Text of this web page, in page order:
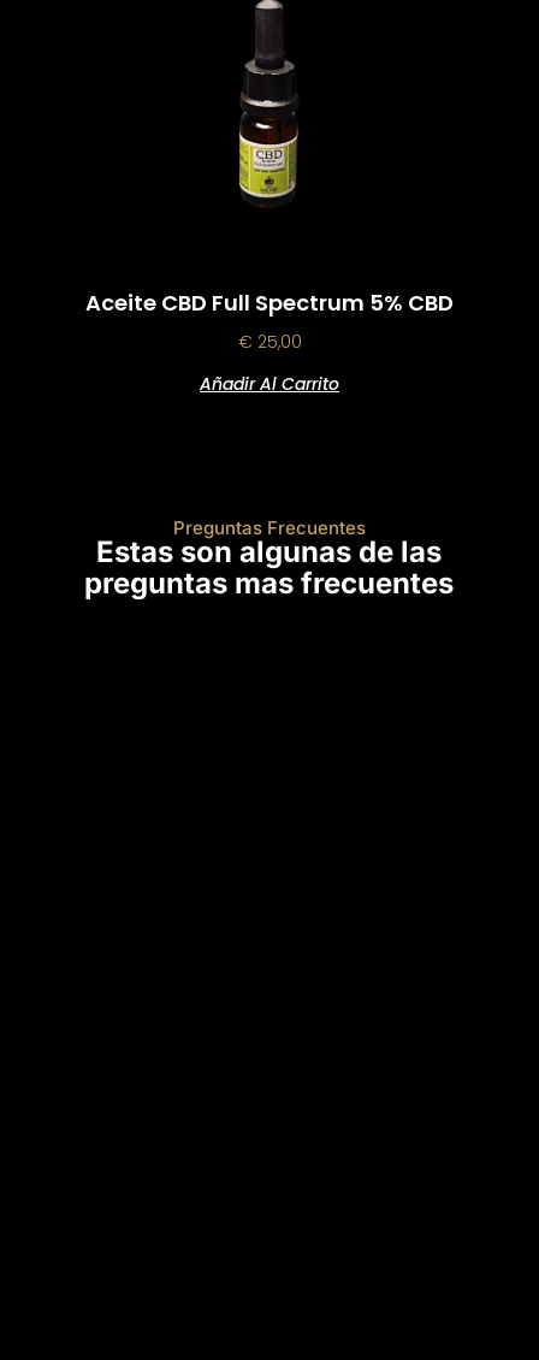
Aceite CBD Full Spectrum 5% CBD
€ 25,00
Añadir Al Carrito
Preguntas Frecuentes
Estas son algunas de las
preguntas mas frecuentes